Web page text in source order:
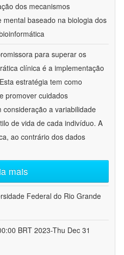
dos mecanismos
baseado na biologia dos
para superar os
clínica é a implementação
estratégia tem como
promover cuidados
a variabilidade
de vida de cada indivíduo. A
ao contrário dos dados
mais
Federal do Rio Grande
BRT 2023-Thu Dec 31